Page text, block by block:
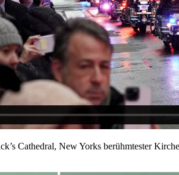
Cathedral, New Yorks berühmtester